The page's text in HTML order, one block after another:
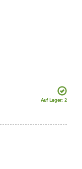
Auf Lager: 2